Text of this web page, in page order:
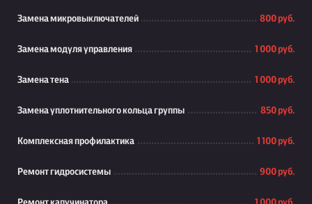
Замена микровыключателей 800 руб.
Замена модуля управления 1 000 руб.
Замена тена 1 000 руб.
Замена уплотнительного кольца группы 850 руб.
Комплексная профилактика 1 100 руб.
Ремонт гидросистемы 900 руб.